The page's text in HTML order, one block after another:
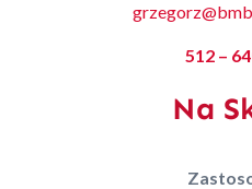
512 –
Na